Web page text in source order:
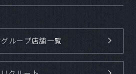
ループ店舗一覧